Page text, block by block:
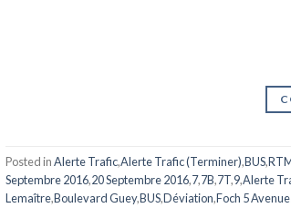
Posted inAlerte Trafic,Alerte Trafic (Terminer),BUS,
Septembre 2016,20 Septembre 2016,7,7B,7T,9,Alerte
Lemaître,Boulevard Guey,BUS,Déviation,Foch 5